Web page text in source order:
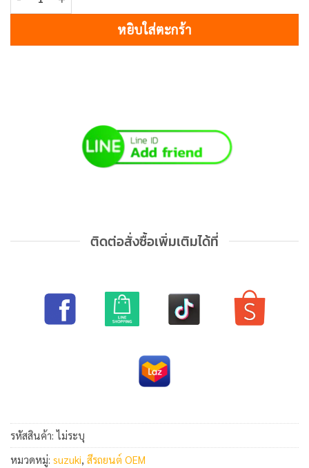
หยิบใส่ตะกร้า
ติดต่อสั่งซื้อเพิ่มเติมได้ที่
รหัสสินค้า:ไม่ระบุ
หมวดหมู่: suzuki, สีรถยนต์ OEM